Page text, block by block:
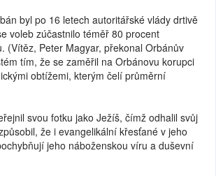
byl po 16 letech autoritářské vlády drtivě
voleb zúčastnilo téměř 80 procent
(Vítěz, Peter Magyar, překonal Orbánův
tím, že se zaměřil na Orbánovu korupci
obtížemi, kterým čelí průměrní
svou fotku jako Ježíš, čímž odhalil svůj
že i evangelikální křesťané v jeho
jeho náboženskou víru a duševní